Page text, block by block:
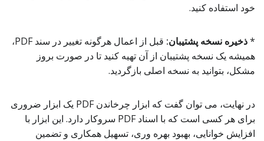
خود استفاده کنید.
*ذخیره نسخه پشتیبان:
قبل از اعمال هرگونه تغییر در سند PDF،
همیشه یک نسخه پشتیبان از آن تهیه کنید تا در صورت بروز
مشکل، بتوانید به نسخه اصلی بازگردید.
در نهایت، می توان گفت که ابزار چرخاندن PDF یک ابزار ضروری
برای هر کسی است که با اسناد PDF سروکار دارد. این ابزار با
افزایش خوانایی، بهبود بهره وری، تسهیل همکاری و تضمین